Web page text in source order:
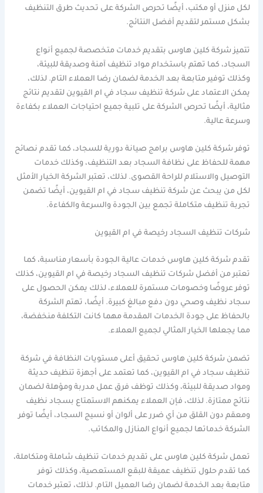
لكل منزل أو مكتب، أيضًا تحرص الشركة على تحديث طرق التنظيف
بشكل مستمر لتقديم أفضل النتائج.
تتميز شركة كلين هاوس بتقديم خدمات متخصصة لجميع أنواع
السجاد، كما تهتم باستخدام مواد تنظيف آمنة وصديقة للبيئة،
وكذلك توفير متابعة بعد الخدمة لضمان رضا العملاء التام. لذلك،
يمكن الاعتماد على شركة تنظيف سجاد في ام القيوين لتقديم نتائج
مثالية، أيضًا تحرص الشركة على تلبية جميع احتياجات العملاء بكفاءة
وسرعة عالية.
توفر شركة كلين هاوس برامج صيانة دورية للسجاد، كما تقدم نصائح
مهمة للحفاظ على نظافة السجاد بعد التنظيف، وكذلك خدمات
التوصيل والاستلام للراحة القصوى. لذلك، تعتبر الشركة الخيار الأمثل
لكل من يبحث عن شركة تنظيف سجاد في ام القيوين، أيضًا تضمن
تجربة تنظيف متكاملة تجمع بين الجودة والسرعة والكفاءة.
شركات تنظيف السجاد رخيصة في ام القيوين
تقدم شركة كلين هاوس خدمات عالية الجودة بأسعار مناسبة، كما
تعتبر من أفضل شركات تنظيف السجاد رخيصة في ام القيوين، كذلك
توفر عروضًا وخصومات مستمرة للعملاء، لذلك يمكن الحصول على
سجاد نظيف وصحي دون دفع مبالغ كبيرة. أيضًا، تهتم الشركة
بالحفاظ على جودة الخدمات المقدمة مهما كانت التكلفة منخفضة،
مما يجعلها الخيار المثالي لجميع العملاء.
تضمن شركة كلين هاوس تحقيق أعلى مستويات النظافة في شركة
تنظيف سجاد في ام القيوين، كما تعتمد على أجهزة تنظيف حديثة
ومواد صديقة للبيئة، وكذلك توظف فرق عمل مدربة ومؤهلة لضمان
نتائج ممتازة. لذلك، فإن العملاء يمكنهم الاستمتاع بسجاد نظيف
ومعقم دون القلق من أي ضرر على ألوان أو نسيج السجاد، أيضًا توفر
الشركة خدماتها لجميع أنواع المنازل والمكاتب.
تعمل شركة كلين هاوس على تقديم خدمات تنظيف شاملة ومتكاملة،
كما تقدم حلول تنظيف عميقة للبقع المستعصية، وكذلك توفر
متابعة بعد الخدمة لضمان رضا العميل التام. لذلك، تعتبر خدمات